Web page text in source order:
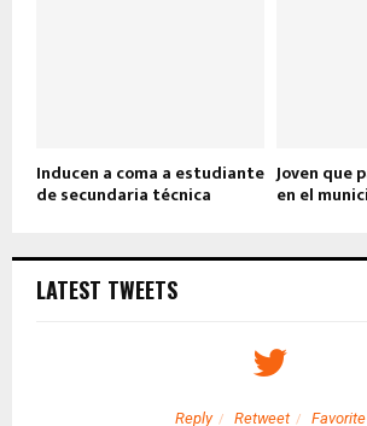
Inducen a coma a estudiante
de secundaria técnica
Joven que
en el
LATEST TWEETS
Reply Retweet Favorite